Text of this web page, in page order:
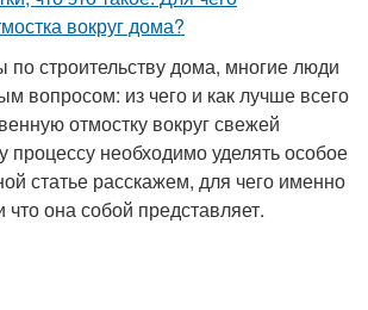
строительству дома, многие люди
вопросом: из чего и как лучше всего
отмостку вокруг свежей
процессу необходимо уделять особое
статье расскажем, для чего именно
что она собой представляет.